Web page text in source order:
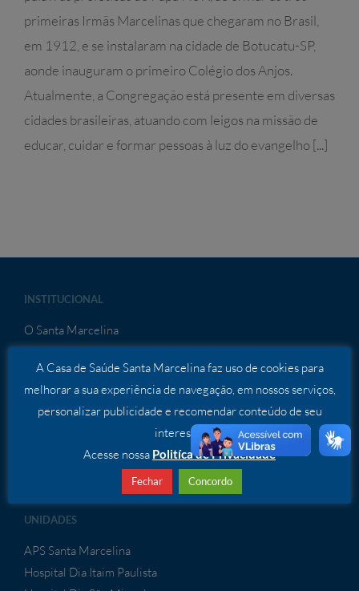
primeiras Irmãs Marcelinas que chegaram no Brasil,
em 1912, e se instalaram na cidade de Botucatu-SP,
aonde inauguram o primeiro Colégio dos Anjos.
Atualmente, a Congregação está presente em diversas
cidades brasileiras, atuando com leigos na missão de
educar, cuidar e formar pessoas à luz do evangelho [...]
INSTITUCIONAL
O Santa Marcelina
O Hospital
Irmãs Marcelinas
Missão, Visão e Valores
Diretoria Estatutária e Executiva
Premiações
Educação Corporativa
UNIDADES
APS Santa Marcelina
Hospital Dia Itaim Paulista
A Casa de Saúde Santa Marcelina faz uso de cookies para
melhorar a sua experiência de navegação, em nossos serviços,
personalizar publicidade e recomendar conteúdo de seu
interesse.
Acesse nossa Politíca de Privacidade
Fechar Concordo